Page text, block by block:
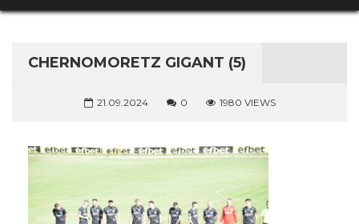
CHERNOMORETZ GIGANT (5)
21.09.2024 0 1980 VIEWS